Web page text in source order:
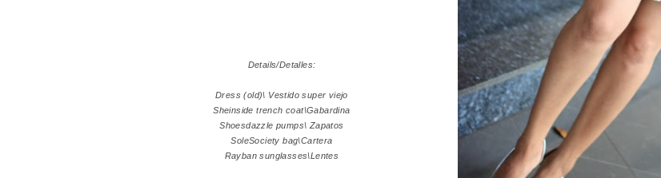
Details/Detalles:
Dress (old)\ Vestido super viejo
Sheinside trench coat\Gabardina
Shoesdazzle pumps\ Zapatos
SoleSociety bag\Cartera
Rayban sunglasses\Lentes